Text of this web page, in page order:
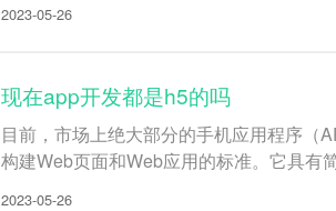
2023-05-26
现在app开发都是h5的吗
目前，市场上绝大部分的手机应用程序（
构建Web页面和Web应用的标准。它具有
2023-05-26